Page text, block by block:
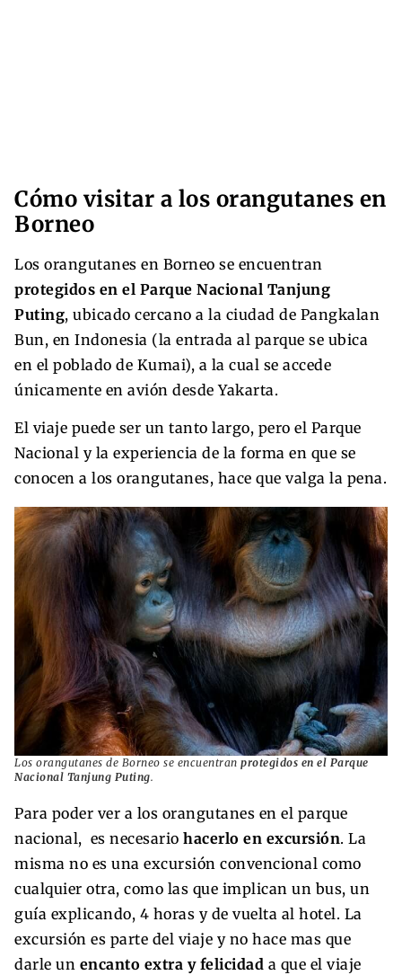
Cómo visitar a los orangutanes en
Borneo
Los orangutanes en Borneo se encuentran
protegidos en el Parque Nacional Tanjung
Puting, ubicado cercano a la ciudad de Pangkalan
Bun, en Indonesia (la entrada al parque se ubica
en el poblado de Kumai), a la cual se accede
únicamente en avión desde Yakarta.
El viaje puede ser un tanto largo, pero el Parque
Nacional y la experiencia de la forma en que se
conocen a los orangutanes, hace que valga la pena.
Los orangutanes de Borneo se encuentran protegidos en el Parque
Nacional Tanjung Puting.
Para poder ver a los orangutanes en el parque
nacional, es necesario hacerlo en excursión. La
misma no es una excursión convencional como
cualquier otra, como las que implican un bus, un
guía explicando, 4 horas y de vuelta al hotel. La
excursión es parte del viaje y no hace mas que
darle un encanto extra y felicidad a que el viaje